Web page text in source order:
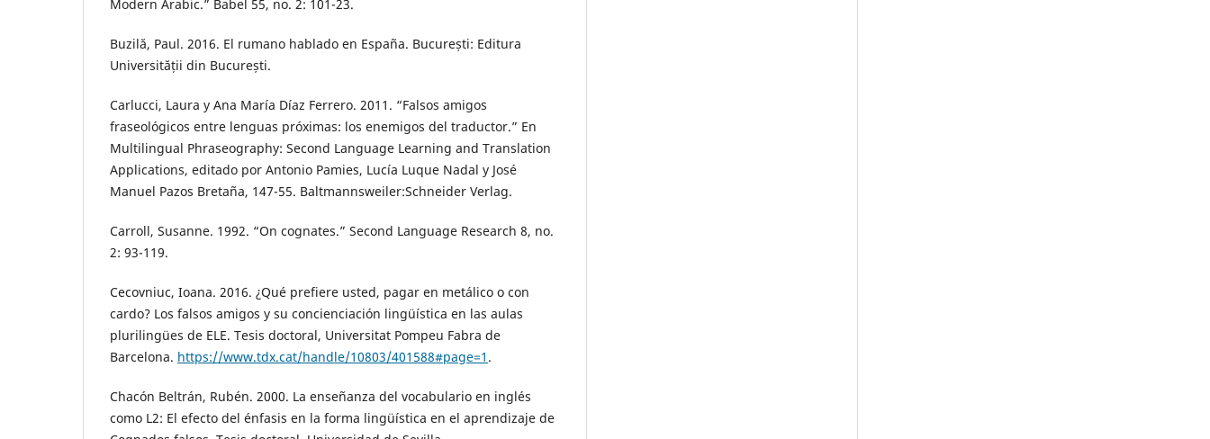
Modern Arabic.” Babel 55, no. 2: 101-23.
Buzilă, Paul. 2016. El rumano hablado en España. București: Editura
Universității din București.
Carlucci, Laura y Ana María Díaz Ferrero. 2011. “Falsos amigos
fraseológicos entre lenguas próximas: los enemigos del traductor.” En
Multilingual Phraseography: Second Language Learning and Translation
Applications, editado por Antonio Pamies, Lucía Luque Nadal y José
Manuel Pazos Bretaña, 147-55. Baltmannsweiler:Schneider Verlag.
Carroll, Susanne. 1992. “On cognates.” Second Language Research 8, no.
2: 93-119.
Cecovniuc, Ioana. 2016. ¿Qué prefiere usted, pagar en metálico o con
cardo? Los falsos amigos y su concienciación lingüística en las aulas
plurilingües de ELE. Tesis doctoral, Universitat Pompeu Fabra de
Barcelona. https://www.tdx.cat/handle/10803/401588#page=1 .
Chacón Beltrán, Rubén. 2000. La enseñanza del vocabulario en inglés
como L2: El efecto del énfasis en la forma lingüística en el aprendizaje de